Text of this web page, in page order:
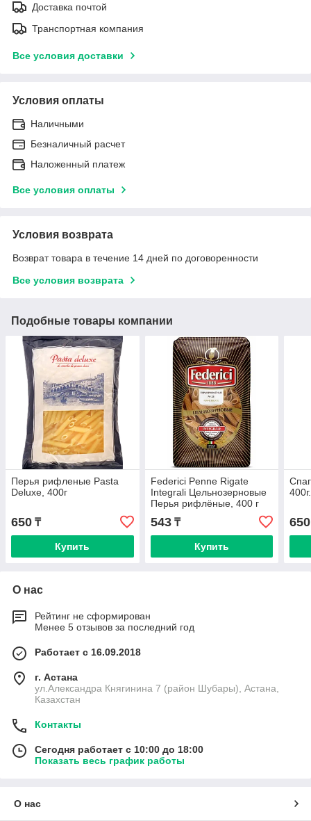
Доставка почтой
Транспортная компания
Все условия доставки
Условия оплаты
Наличными
Безналичный расчет
Наложенный платеж
Все условия оплаты
Условия возврата
Возврат товара в течение 14 дней по договоренности
Все условия возврата
Подобные товары компании
Перья рифленые Pasta
Deluxe, 400г
650 ₸
Купить
Federici Penne Rigate
Integrali Цельнозерновые
Перья рифлёные, 400 г
543₸
Купить
650
О нас
Рейтинг не сформирован
Менее 5 отзывов за последний год
Работает с 16.09.2018
г. Астана
ул.Александра Княгинина 7 (район Шубары), Астана,
Казахстан
Контакты
Сегодня работает с 10:00 до 18:00
Показать весь график работы
О нас